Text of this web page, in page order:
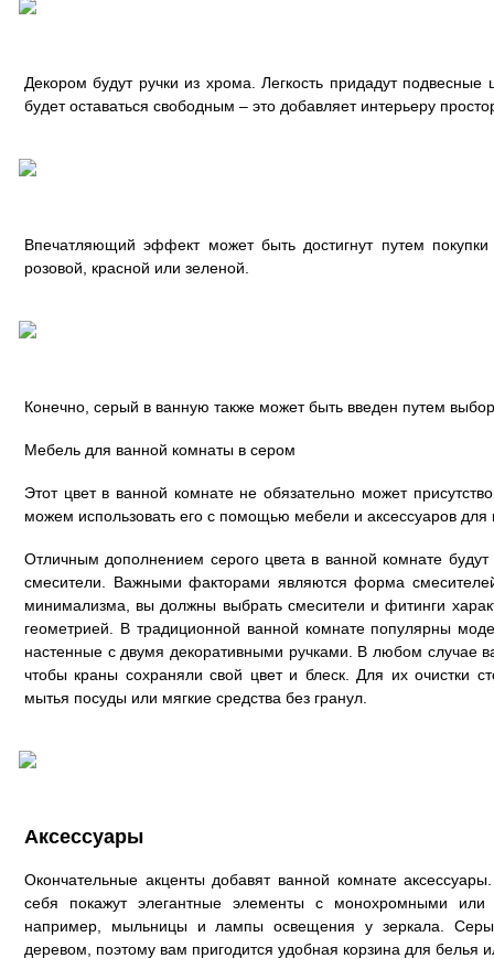
Декором будут ручки из хрома. Легкость придадут
будет оставаться свободным – это добавляет интерьеру
Впечатляющий эффект может быть достигнут путем
розовой, красной или зеленой.
Конечно, серый в ванную также может быть введен путем
Мебель для ванной комнаты в сером
Этот цвет в ванной комнате не обязательно может
можем использовать его с помощью мебели и аксессуаров для
Отличным дополнением серого цвета в ванной комнате
смесители. Важными факторами являются форма
минимализма, вы должны выбрать смесители и фитинги
геометрией. В традиционной ванной комнате популярны
настенные с двумя декоративными ручками. В любом случае
чтобы краны сохраняли свой цвет и блеск. Для их очистки
мытья посуды или мягкие средства без гранул.
Аксессуары
Окончательные акценты добавят ванной комнате
себя покажут элегантные элементы с монохромными или
например, мыльницы и лампы освещения у зеркала.
деревом, поэтому вам пригодится удобная корзина для белья